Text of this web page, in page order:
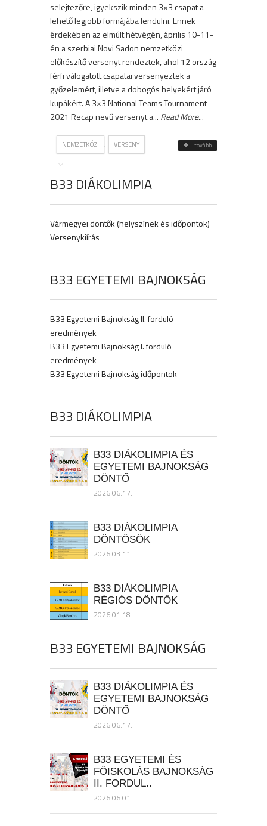
selejtezőre, igyekszik minden 3×3 csapat a
lehető legjobb formájába lendülni. Ennek
érdekében az elmúlt hétvégén, április 10-11-
én a szerbiai Novi Sadon nemzetközi
előkészítő versenyt rendeztek, ahol 12 ország
férfi válogatott csapatai versenyeztek a
győzelemért, illetve a dobogós helyekért járó
kupákért. A 3×3 National Teams Tournament
2021 Recap nevű versenyt a... Read More...
| NEMZETKÖZI , VERSENY tovább
B33 DIÁKOLIMPIA
Vármegyei döntők (helyszínek és időpontok)
Versenykiírás
B33 EGYETEMI BAJNOKSÁG
B33 Egyetemi Bajnokság II. forduló
eredmények
B33 Egyetemi Bajnokság I. forduló
eredmények
B33 Egyetemi Bajnokság időpontok
B33 DIÁKOLIMPIA
B33 DIÁKOLIMPIA ÉS
EGYETEMI BAJNOKSÁG
DÖNTŐ
2026.06.17.
B33 DIÁKOLIMPIA
DÖNTŐSÖK
2026.03.11.
B33 DIÁKOLIMPIA
RÉGIÓS DÖNTŐK
2026.01.18.
B33 EGYETEMI BAJNOKSÁG
B33 DIÁKOLIMPIA ÉS
EGYETEMI BAJNOKSÁG
DÖNTŐ
2026.06.17.
B33 EGYETEMI ÉS
FŐISKOLÁS BAJNOKSÁG
II. FORDUL..
2026.06.01.